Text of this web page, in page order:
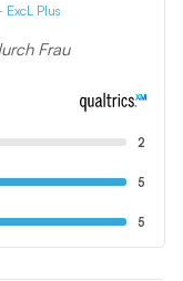
Plus
Frau
2
5
5